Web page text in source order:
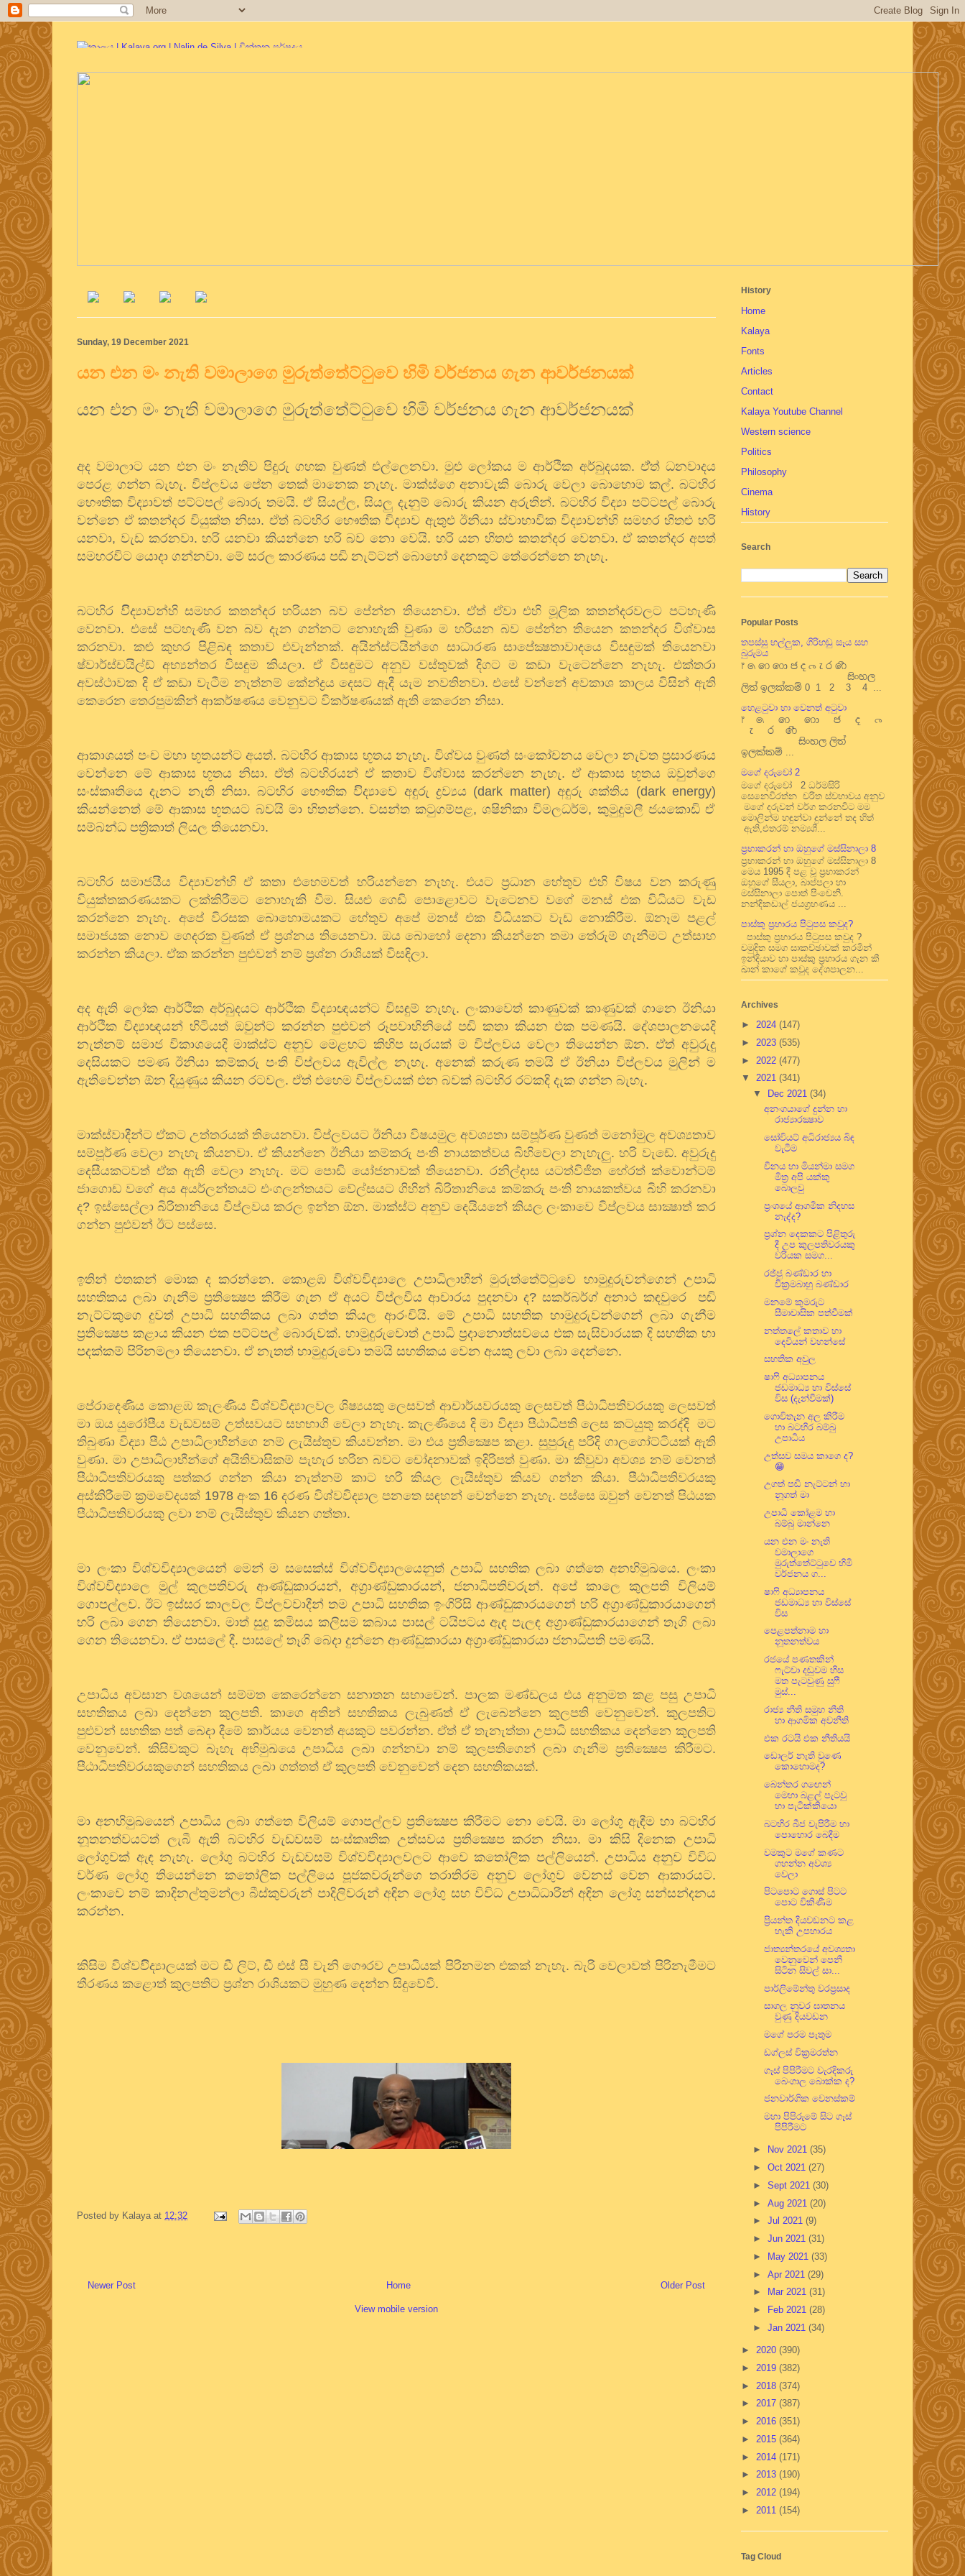
Sunday, 19 December 2021
යන එන මං නැති වමාලාගෙ මුරුත්තේට්ටුවෙ හිමි වර්ජනය ගැන ආවර්ජනයක්
යන එන මං නැති වමාලාගෙ මුරුත්තේට්ටුවෙ හිමි වර්ජනය ගැන ආවර්ජනයක්
අද වමාලාට යන එන මං නැතිව පිදුරු ගහක වුණත් එල්ලෙනවා. මුළු ලෝකය ම ආර්ථික අර්බුදයක. ඒ්ත් ධනවාදය
පෙරළ ගන්න බැහැ. විප්ලවය පේන තෙක් මානෙක නැහැ. මාක්ස්ගෙ අනාවැකි බොරු වෙලා බොහොම කල්. බටහිර
භෞතික විද්‍යාවත් පට්ටපල් බොරු තමයි. ඒ සියල්ල,සියලු දැනුම් බොරු කියන අරුතින්. බටහිර විද්‍යා පට්ටපල් බොරු
වන්නෙ ඒ කතන්දර වියුක්ත නිසා. ඒත් බටහිර භෞතික විද්‍යාව ඇතුළු ඊනියා ස්වාභාවික විද්‍යාවන්හි සමහර හිතළු හරි
යනවා, වැඩ කරනවා. හරි යනවා කියන්නෙ හරි බව නො වෙයි. හරි යන හිතළු කතන්දර වෙනවා. ඒ කතන්දර අපත්
සමහරවිට යොදා ගන්නවා. මේ සරල කාරණය පඬි නැට්ටන් බොහෝ දෙනකුට තේරෙන්නෙ නැහැ.
බටහිර විිද්‍යාවන්හි සමහර කතන්දර හරියන බව පේන්න තියෙනවා. ඒත් ඒවා එහි මූලික කතන්දරවලට පටහැණි
වෙනවා. එසේ පටහැණි වන බව දැන ගන්නට නොහැකි වුණා ම හරියන බව පේන්න තියෙන කතන්දර විශ්වාස
කරනවා. කළු කුහර පිළිබඳ කතාව එවැන්නක්. අයින්ස්ටයින්ගෙ සාධාරණ සාපේක්‍ෂතාවාදයෙ විසඳුමක් තියෙනවා
ෂ්වාර්ස්චයිල්ඩ් අභ්‍යන්තර විසඳුම කියලා. ඒ විසඳුමට අනුව වස්තුවක් දිගට ම කඩා වැටෙන්නෙ නැහැ. එක්තරා
අවස්ථාවක දි ඒ කඩා වැටීම නැත්නම් කේන්ද්‍රය දෙසට ඇදී යැම නවතිනවා. එසේ වන්නේ අවකාශ කාලය විසින් ඇති
කෙරෙන තෙරපුමකින් ආකර්ෂණය වෙනුවට විකර්ෂණයක් ඇති කෙරෙන නිසා.
ආකාශයත් පංච මහා භූතයන්ට අයත්. බටහිර ආකාස භූතය නැහැ. විශ්වය වුණත් සංකෝචනය වෙලා නැවත ප්‍රසාරණය
වෙන්නෙ මේ ආකාස භූතය නිසා. ඒත් බටහිරයන් ඒ කතාව විශ්වාස කරන්නෙ නැහැ. ඒ ආකාස භූතය ඔවුන්ගෙ
සංස්කෘතියෙ දැනට නැති නිසා. බටහිර භෞතික විිද්‍යාවෙ අඳුරු ද්‍රව්‍යය (dark matter) අඳුරු ශක්තිය (dark energy)
කියන්නෙත් මේ ආකාස භූතයට බවයි මා හිතන්නෙ. වසන්ත කටුගම්පළ,ශෂිනිකා විමලධර්ම, කුමුදුමලී ජයකොඩි ඒ
සම්බන්ධ පත්‍රිකාත් ලියල තියෙනවා.
බටහිර සමාජයීය විද්‍යාවන්හි ඒ කතා එහෙමවත් හරියන්නෙ නැහැ. එයට ප්‍රධාන හේතුව එහි විෂය වන කරුණු
වියුක්තකරණයකට ලක්කිරීමට නොහැකි වීම. සියළු ගෙඩි පොළොවට වැටෙනව වගේ මනස් එක විධියට වැඩ
කරන්නෙ නැහැ. අපේ විරසක බොහොමයකට හේතුව අපේ මනස් එක විධියකට වැඩ නොකිරීම. ඕනෑම පළල්
සමාජයක නොව ගෙදරක වුණත් ඒ ප්‍රශ්නය තියෙනවා. ඔය බොහෝ දෙනා කියන්නෙ තමා තේරුම් ගැනීමට උත්සාහ
කරන්න කියලා. ඒක කරන්න පුළුවන් නම් ප්‍රශ්න රාශියක් විසඳිලා.
අද ඇති ලෝක ආර්ථික අර්බුදයට ආර්ථික විද්‍යාඥයන්ට විසඳුම් නැහැ. ලංකාවෙත් කාණුවක් කාණුවක් ගානෙ ඊනියා
ආර්ථික විද්‍යාඥයන් හිටියත් ඔවුන්ට කරන්න පුළුවන් රූපවාහිනියේ පඬි කතා කියන එක පමණයි. දේශපාලනයෙදි
නැත්නම් සමාජ විකාශයෙදි මාක්ස්ට අනුව මෙළහට කිහිප සැරයක් ම විප්ලවය වෙලා තියෙන්න ඕන. ඒත් අවුරුදු
දෙසියකට පමණ ඊනියා කම්කරු පංති විප්ලවය ඇවිල්ල නැහැ. අනෙක් කරුණ තමයි ඒ ඊනියා විප්ලවය මුලින් ම
ඇතිවෙන්න ඕන දියුණුය කියන රටවල. ඒත් එහෙම විප්ලවයක් එන බවක් බටහිර රටකදි දැක ගන්න බැහැ.
මාක්ස්වාදීන්ට ඒකට උත්තරයක් තියෙනවා. විප්ලවයට ඊනියා විෂයමුල අවශ්‍යතා සම්පූර්ණ වුණත් මනෝමුල අවශ්‍යතාව
සම්පූර්ණ වෙලා නැහැ කියනවා. ඒ කියන්නෙ ඊනියා කම්කරු පංති නායකත්වය බිහිවෙලා නැහැලු. හරි වැඩේ. අවුරුදු
දෙසීයකටවත් ඒක ඇති වෙලා නැහැ. මට පොඩි යෝජනාවක් තියෙනවා. රනිල්දාස යටත්විජිත හේරත් ක්වොන්ටම්
ජාගොඩ වගේ අය අයර්ලන්තයට එංගලන්තයට වේල්සයට ගිහින් බිරිතානියෙ කම්කරු පංති නායකත්වය බිහි කරනවා
ද? ඉස්සෙල්ලා බිරිතානියෙ විප්ලවය කරල ඉන්න ඕන. මාක්ස්ට අනුව දෙයියනේ කියල ලංකාවෙ විප්ලවය සාක්‍ෂාත් කර
ගන්න පුළුවන් ඊට පස්සෙ.
ඉතින් එතකන් මොක ද කරන්නෙ. කොළඹ විශ්වවිද්‍යාලෙ උපාධිලාභීන් මුරුත්තේට්ටුවෙ හාමුදුරුවන්ගෙන් උපාධි
සහතිකය ලබා ගැනීම ප්‍රතික්‍ෂෙප කිරීම ගැන ඒ අයට විප්ලවීය ආචාරය පුදනවා ද? සකර්බර්ග් අනාථ කඳවුරෙ පඬි
නැට්ටකුගෙ දුවත් උපාධි සහතිකය ලබා ගත්ත කියල ආරංචියි. මේ උපාධි සහතික හාමුදුරුවන්ගෙන් ලබා ගැනීම
ප්‍රතික්‍ෂෙප කළාය කියන එක පට්ටපල් බොරුවක්. හාමුදුරුවොත් උපාධි ප්‍රදානොත්සවයෙ එක සැසිවාරයක දි සහතික හා
පදක්කම් පිරිනමලා තියෙනවා. ඒ නැතත් හාමුදුරුවො තමයි සහතිකය වෙන අයකු ලවා ලබා දෙන්නෙ.
පේරාදෙණිය කොළඹ කැලණිය විශ්වවිද්‍යාලවල ශිෂ්‍යයකු ලෙසවත් ආචාර්යවරයකු ලෙසවත් පීඨාධිපතිවරයකු ලෙසවත්
මා ඔය යුරෝපීය වැඩවසම් උත්සවයට සහභාගි වෙලා නැහැ. කැලණියෙ දි මා විද්‍යා පීඨාධිපති ලෙස කටයුතු කරද්දි මට
තිබුණා විද්‍යා පීඨ උපාධිලාභීන්ගෙ නම් ලැයිස්තුව කියවන්න. මා එය ප්‍රතික්‍ෂෙප කළා. සුපුරුදු පරිදි ගාලගෝට්ටියක් ඇති
වුණා. මා උපාධිලාභීන්ගේ අයිතිවාසිකම් පැහැර හරින බවට චෝදනාවක් ඉදිරිපත් වුණා. මා කිවුවා අවශ්‍ය නම් වෙනත්
පීඨාධිපතිවරයකු පත්කර ගන්න කියා නැත්නම් කාට හරි කියල ලැයිස්තුව කියව ගන්න කියා. පීඨාධිපතිවරයකු
අස්කිරීමේ ක්‍රමවේදයක් 1978අංක 16 දරණ විශ්වවිද්‍යාල පනතෙ සඳහන් වෙන්නෙ නැහැ. පස්සෙ ඔවුන් වෙනත් පිඨයක
පීඨාධිපතිවරයකු ලවා නම් ලැයිස්තුව කියන ගත්තා.
මා ලංකා විශ්වවිද්‍යාලයෙන් මෙන් ම සසෙක්ස් විශ්වවිද්‍යාලයෙනුත් උපාධි සහතික ලබා ගත්තෙ අනභිමුඛයෙ. ලංකා
විශ්වවිද්‍යාලෙ මුල් කුලපතිවරු ආණ්ඩුකාරයන්, අග්‍රාණ්ඩුකාරයන්, ජනාධිපතිවරුන්. අපේ කාලෙ කුලපති විලියම්
ගොපල්ලව. ඊට ඉස්සර කාලවල විප්ලවවාදීන් තම උපාධි සහතික ඉංගිරිසි ආණ්ඩුකාරයගෙන් හරි අග්‍රාණ්ඩුකාරයාගෙන්
හරි ලබා ගෙන තියෙනවා. මාත් සුදු කමිසය කලිසම කබාය පාසල් ටයිපටය ඇඳ පැලඳ අග්‍රාණ්ඩුකාරයාගෙන් තෑගි ලබා
ගෙන තියෙනවා. ඒ පාසලේ දී. පාසලේ තෑගි බෙදා දුන්නෙ ආණ්ඩුකාරයා අග්‍රාණ්ඩුකාරයා ජනාධිපති පමණයි.
උපාධිය අවසාන වශයෙන් සම්මත කෙරෙන්නෙ සනාතන සභාවෙන්. පාලක මණ්ඩලය එය අනුමත කළ පසු උපාධි
සහතිකය ලබා දෙන්නෙ කුලපති. කාගෙ අතින් සහතිකය ලැබුණත් ඒ ලැබෙන්නෙ කුලපති වෙනුවෙන්. කුලපතිට
පුළුවන් සහතික පත් බෙදා දීමේ කාර්යය වෙනත් අයකුට පවරන්න. ඒත් ඒ තැනැත්තා උපාධි සහතිකය දෙන්නෙ කුලපති
වෙනුවෙන්. කිසිවකුට බැහැ අභිමුඛයෙ උපාධිය ලබා ගන්නවා නම් කුලපතිගෙන් ලබා ගැනීම ප්‍රතික්‍ෂෙප කිරීමට.
පීඨාධිපතිවරයකුගෙන් සහතිකය ලබා ගත්තත් ඒ කුලපති වෙනුවෙන් දෙන සහතිකයක්.
මා අනභිමුඛයෙන් උපාධිය ලබා ගත්තෙ විලියම් ගොපල්ලව ප්‍රතික්‍ෂෙප කිරීමට නො වෙයි. මා ලෝගු ඇඳීම හා බටහිර
නූතනත්වයටත් ලැබී ඇති බටහිර වැඩවසම් සංස්කෘතික උත්සවය ප්‍රතික්‍ෂෙප කරන නිසා. මා කිසි දිනෙක උපාධි
ලෝගුවක් ඇඳ නැහැ. ලෝගු බටහිර වැඩවසම් විශ්වවිද්‍යාලවලට ආවෙ කතෝලික පල්ලියෙන්. උපාධිය අනුව විවිධ
වර්ණ ලෝගු තියෙන්නෙ කතෝලික පල්ලියෙ පූජකවරුන්ගෙ තරාතිරම අනුව ලෝගුව වෙනස් වෙන ආකාරයට.
ලංකාවෙ නම් කාදිනල්තුමන්ලා බීස්කුවරුන් පාදිලිවරුන් අඳින ලෝගු සහ විවිධ උපාධිධාරීන් අඳින ලෝගු සන්සන්දනය
කරන්න.
කිසිම විශ්වවිිද්‍යාලයක් මට ඩී ලිට්,ඩී එස් සී වැනි ගෞරව උපාධියක් පිරිනමන එකක් නැහැ. බැරි වෙලාවත් පිරිනැමීමට
තීරණය කළොත් කුලපතිට ප්‍රශ්න රාශියකට මුහුණ දෙන්න සිදුවේවි.
Posted by Kalaya at 12:32
Newer Post Older Post
Home
View mobile version
History
Home
Kalaya
Fonts
Articles
Contact
Kalaya Youtube Channel
Western science
Politics
Philosophy
Cinema
History
Search
Popular Posts
තපස්සු භල්ලුක, ගිරිහඬු සෑය සහ
බුරුමය
෦ ෧ ෨ ෩ ෪ ෫ ෬ ෭ ෮ ෯
සිංහල
ලිත් ඉලක්කම් 0 1 2 3 4 ...
හෙළටුවා හා වෙනත් අටුවා
෦ ෧ ෨ ෩ ෪ ෫ ෬
෭ ෮ ෯
සිංහල ලිත්
ඉලක්කම් ...
මගේ දරුවෝ 2
මගේ දරුවෝ 2 ධර්මසිරි
සෙනෙවිරත්න චරිත ස්වභාවය අනුව
මගේ දරුවන් වර්ග කරනවිට මම
මොලින්ම හඳුන්වා දුන්නේ තද හිත්
ඇති,එතරම් නම්‍යශී...
ප්‍රභාකරන් හා ඔහුගේ මස්සිනාලා 8
ප්‍රභාකරන් හා ඔහුගේ මස්සිනාලා 8
මෙය 1995 දී පළ වූ ප්‍රභාකරන්
ඔහුගේ සීයලා, බාප්පලා හා
මස්සිනාලා පොත් පිංචෙනි.
නන්දිකඩාල් ජයග්‍රහණය ...
පාස්කු ප්‍රහාරය පිටුපස කවුද?
පාස්කු ප්‍රහාරය පිටුපස කවුද ?
චමුදිත සමග සාකච්ඡාවක් කරමින්
ඉන්දියාව හා පාස්කු ප්‍රහාරය ගැන කී
ඛාන් කාගේ කවුද දේශපාලන...
Archives
► 2024 (147)
► 2023 (535)
► 2022 (477)
▼ 2021 (341)
▼
Dec 2021 (34)
අනංගයාගේ දුන්න හා
රාජ්‍යාරක්‍ෂාව
සෝවියට් අධිරාජ්‍යය බිඳ
වැටීම
චීනය හා මියන්මා සමග
මිත්‍ර අපි යක්කු
බොලවු
ප්‍රංශයේ ආගමික නිදහස
නැද්ද?
ප්‍රශ්න දෙකකට පිළිතුරු
දී උප කුලපතිවරයකු
වරියක සමග...
රජ්ජු බණ්ඩාර හා
වික්‍රමබාහු බණ්ඩාර
මනමේ කුමරුට
සීමාවාසික පත්වීමක්
නත්තලේ කතාව හා
දෙවියන් වහන්සේ
සහතික අවුල
ෂාෆි අධ්‍යාපනය
ජඩමාධ්‍ය හා විස්සේ
විස (දැන්වීමක්)
ගොවිතැන අල කිරීම
හා බටහිර බම්බු
උපාධිය
උත්සව සමය කාගෙ ද?
😁
උගත් පඬි නැට්ටන් හා
නූගත් මා
උපාධි කෝළම හා
බම්බු මාන්නෙ
යන එන මං නැති
වමාලාගෙ
මුරුත්තේට්ටුවෙ හිමි
වර්ජනය ග...
ෂාෆි අධ්‍යාපනය
ජඩමාධ්‍ය හා විස්සේ
විස
පෙළපත්නාම හා
නූතනත්වය
රජයේ පණතකින්
ෆැට්වා දඬුවම හිස
මත පැටවුණු සුෆී
මුස්...
රාජ්‍ය නීති සමුහ නීති
හා ආගමික අවනීති
එක රටයි එක නීතියයි
ඩොලර් නැති වුණෙ
කොහොමද?
බෙන්තර ගඟෙන්
මෙහා බළල් පැටවු
හා පැටික්කියො
බටහිර බීජ වැපිරීම හා
පොහොර බෙදීම
වමකුට මගේ කණට
ගහන්න අවශ්‍ය
වෙලා
පිටපොට ගොස් පිටට
පොට විකිණීම
ප්‍රියන්ත දියවඩනට කළ
හැකි උපහාරය
ජාත්‍යන්තරයේ අවශ්‍යතා
වෙනුවෙන් පෙනී
සිටින සිවල් සා...
පාර්ලිමේන්තු වරප්‍රසාද
සාගල නුවර ඝාතනය
වුණු දියවඩන
මගේ පරම පැතුම
ඩග්ලස් වික්‍රමරත්න
ගෑස් පිපිරීමට වැරදිකරු
බෙංගාල බොක්ක ද?
ජනවාර්ගික වෙනස්කම්
මහා පිපිරුමේ සිට ගෑස්
පිපිරීමට
► Nov 2021 (35)
► Oct 2021 (27)
► Sept 2021 (30)
► Aug 2021 (20)
► Jul 2021 (9)
► Jun 2021 (31)
►
May 2021 (33)
► Apr 2021 (29)
►
Mar 2021 (31)
►
Feb 2021 (28)
► Jan 2021 (34)
► 2020 (390)
► 2019 (382)
► 2018 (374)
► 2017 (387)
► 2016 (351)
► 2015 (364)
► 2014 (171)
► 2013 (190)
► 2012 (194)
► 2011 (154)
Tag Cloud